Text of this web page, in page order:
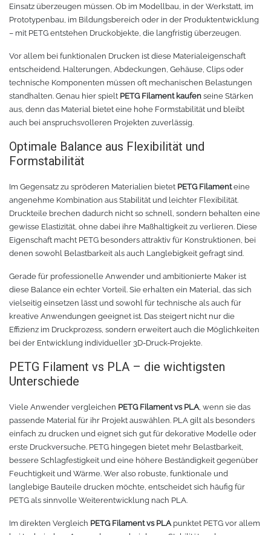
Einsatz überzeugen müssen. Ob im Modellbau, in der Werkstatt, im
Prototypenbau, im Bildungsbereich oder in der Produktentwicklung
– mit PETG entstehen Druckobjekte, die langfristig überzeugen.
Vor allem bei funktionalen Drucken ist diese Materialeigenschaft
entscheidend. Halterungen, Abdeckungen, Gehäuse, Clips oder
technische Komponenten müssen oft mechanischen Belastungen
standhalten. Genau hier spielt PETG Filament kaufen seine Stärken
aus, denn das Material bietet eine hohe Formstabilität und bleibt
auch bei anspruchsvolleren Projekten zuverlässig.
Optimale Balance aus Flexibilität und
Formstabilität
Im Gegensatz zu spröderen Materialien bietet PETG Filamenteine
angenehme Kombination aus Stabilität und leichter Flexibilität.
Druckteile brechen dadurch nicht so schnell, sondern behalten eine
gewisse Elastizität, ohne dabei ihre Maßhaltigkeit zu verlieren. Diese
Eigenschaft macht PETG besonders attraktiv für Konstruktionen, bei
denen sowohl Belastbarkeit als auch Langlebigkeit gefragt sind.
Gerade für professionelle Anwender und ambitionierte Maker ist
diese Balance ein echter Vorteil. Sie erhalten ein Material, das sich
vielseitig einsetzen lässt und sowohl für technische als auch für
kreative Anwendungen geeignet ist. Das steigert nicht nur die
Effizienz im Druckprozess, sondern erweitert auch die Möglichkeiten
bei der Entwicklung individueller 3D-Druck-Projekte.
PETG Filament vs PLA – die wichtigsten
Unterschiede
Viele Anwender vergleichen PETG Filament vs PLA , wenn sie das
passende Material für ihr Projekt auswählen. PLA gilt als besonders
einfach zu drucken und eignet sich gut für dekorative Modelle oder
erste Druckversuche. PETG hingegen bietet mehr Belastbarkeit,
bessere Schlagfestigkeit und eine höhere Beständigkeit gegenüber
Feuchtigkeit und Wärme. Wer also robuste, funktionale und
langlebige Bauteile drucken möchte, entscheidet sich häufig für
PETG als sinnvolle Weiterentwicklung nach PLA.
Im direkten Vergleich PETG Filament vs PLA punktet PETG vor allem